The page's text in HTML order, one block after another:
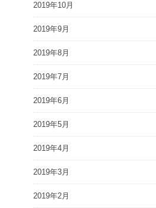
2019年10月
2019年9月
2019年8月
2019年7月
2019年6月
2019年5月
2019年4月
2019年3月
2019年2月